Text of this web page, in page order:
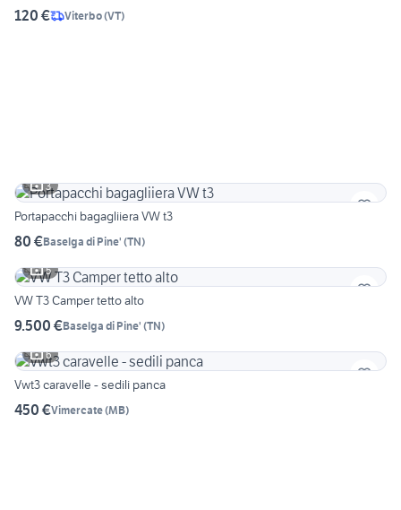
120 € Viterbo(VT)
3
Portapacchi bagagliiera VW t3
80 €Baselga di Pine' (TN)
5
VW T3 Camper tetto alto
9.500 €Baselga di Pine' (TN)
6
Vwt3 caravelle - sedili panca
450 €Vimercate(MB)